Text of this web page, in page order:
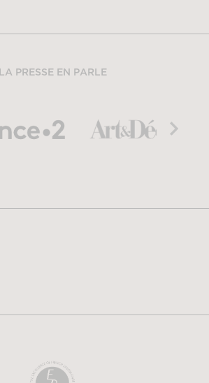
LA PRESSE EN PARLE